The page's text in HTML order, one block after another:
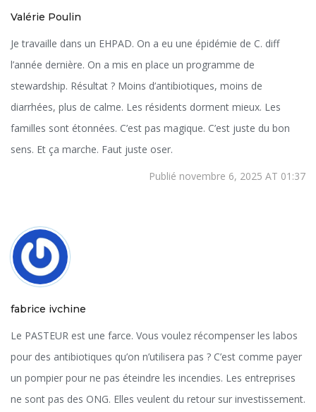
Valérie Poulin
Je travaille dans un EHPAD. On a eu une épidémie de C. diff
l’année dernière. On a mis en place un programme de
stewardship. Résultat ? Moins d’antibiotiques, moins de
diarrhées, plus de calme. Les résidents dorment mieux. Les
familles sont étonnées. C’est pas magique. C’est juste du bon
sens. Et ça marche. Faut juste oser.
Publié novembre 6, 2025 AT 01:37
fabrice ivchine
Le PASTEUR est une farce. Vous voulez récompenser les labos
pour des antibiotiques qu’on n’utilisera pas ? C’est comme payer
un pompier pour ne pas éteindre les incendies. Les entreprises
ne sont pas des ONG. Elles veulent du retour sur investissement.